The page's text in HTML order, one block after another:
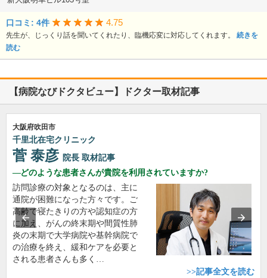
口コミ: 4件 4.75
先生が、じっくり話を聞いてくれたり、臨機応変に対応してくれます。 続きを
読む
【病院なびドクタビュー】ドクター取材記事
大阪府吹田市
千里北在宅クリニック
菅 泰彦 院長 取材記事
どのような患者さんが貴院を利用されていますか?
訪問診療の対象となるのは、主に
通院が困難になった方々です。ご
高齢で寝たきりの方や認知症の方
に加え、がんの終末期や間質性肺
炎の末期で大学病院や基幹病院で
の治療を終え、緩和ケアを必要と
される患者さんも多く…
>>記事全文を読む